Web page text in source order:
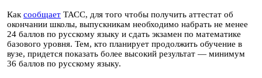
Как сообщает ТАСС, для того чтобы получить аттестат об
окончании школы, выпускникам необходимо набрать не менее
24 баллов по русскому языку и сдать экзамен по математике
базового уровня. Тем, кто планирует продолжить обучение в
вузе, придется показать более высокий результат — минимум
36 баллов по русскому языку.